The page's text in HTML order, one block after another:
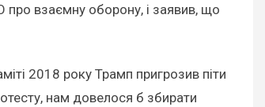
про взаємну оборону, і заявив, що
2018 року Трамп пригрозив піти
нам довелося б збирати